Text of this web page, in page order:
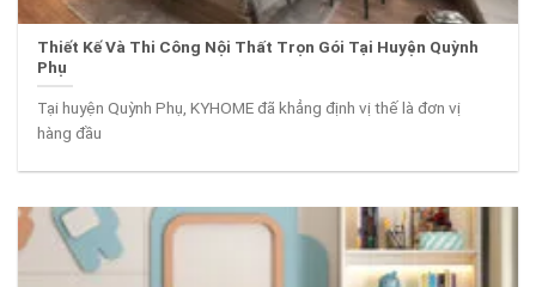
Thiết Kế Và Thi Công Nội Thất Trọn Gói Tại Huyện Quỳnh
Phụ
Tại huyện Quỳnh Phụ, KYHOME đã khẳng định vị thế là đơn vị
hàng đầu